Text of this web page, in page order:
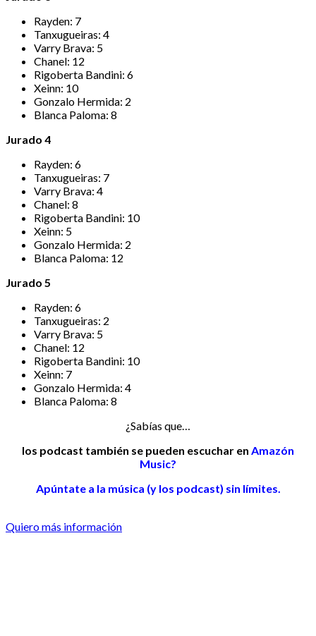
Rayden: 7
Tanxugueiras: 4
Varry Brava: 5
Chanel: 12
Rigoberta Bandini: 6
Xeinn: 10
Gonzalo Hermida: 2
Blanca Paloma: 8
Jurado 4
Rayden: 6
Tanxugueiras: 7
Varry Brava: 4
Chanel: 8
Rigoberta Bandini: 10
Xeinn: 5
Gonzalo Hermida: 2
Blanca Paloma: 12
Jurado 5
Rayden: 6
Tanxugueiras: 2
Varry Brava: 5
Chanel: 12
Rigoberta Bandini: 10
Xeinn: 7
Gonzalo Hermida: 4
Blanca Paloma: 8
¿Sabías que…
los podcast también se pueden escuchar en Amazón
Music?
Apúntate a la música (y los podcast) sin límites.
Quiero más información